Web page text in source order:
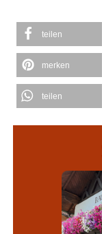
teilen
merken
teilen